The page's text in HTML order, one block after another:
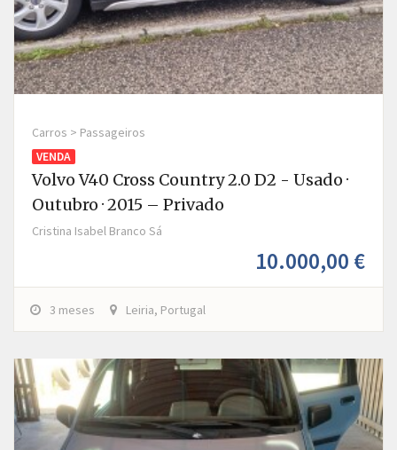
Carros > Passageiros
VENDA
Volvo V40 Cross Country 2.0 D2 - Usado ·
Outubro · 2015 – Privado
Cristina Isabel Branco Sá
10.000,00 €
3 meses Leiria, Portugal